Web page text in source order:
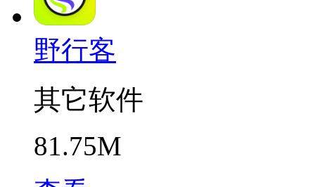
野行客
其它软件
81.75M